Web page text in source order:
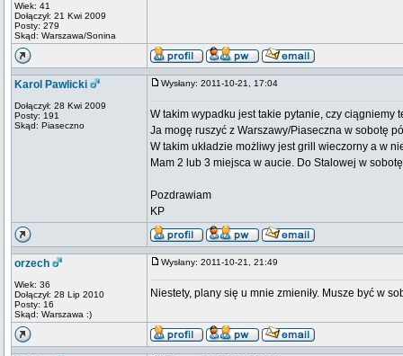
Wiek: 41
Dołączył: 21 Kwi 2009
Posty: 279
Skąd: Warszawa/Sonina
Karol Pawlicki
Dołączył: 28 Kwi 2009
Posty: 191
Skąd: Piaseczno
Wysłany: 2011-10-21, 17:04
W takim wypadku jest takie pytanie, czy ciągniemy
Ja mogę ruszyć z Warszawy/Piaseczna w sobotę
W takim układzie możliwy jest grill wieczorny a w
Mam 2 lub 3 miejsca w aucie. Do Stalowej w
Pozdrawiam
KP
orzech
Wiek: 36
Dołączył: 28 Lip 2010
Posty: 16
Skąd: Warszawa :)
Wysłany: 2011-10-21, 21:49
Niestety, plany się u mnie zmieniły. Musze być w